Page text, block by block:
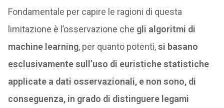
Fondamentale per capire le ragioni di questa
limitazione è l’osservazione che gli algoritmi di
machine learning, per quanto potenti,si basano
esclusivamente sull’uso di euristiche statistiche
applicate a dati osservazionali, e non sono, di
conseguenza, in grado di distinguere legami